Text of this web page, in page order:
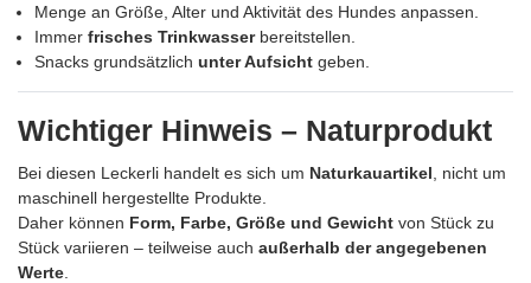
Menge an Größe, Alter und Aktivität des Hundes anpassen.
Immer frisches Trinkwasserbereitstellen.
Snacks grundsätzlich unter Aufsicht geben.
Wichtiger Hinweis – Naturprodukt
Bei diesen Leckerli handelt es sich um Naturkauartikel , nicht um
maschinell hergestellte Produkte.
Daher können Form, Farbe, Größe und Gewicht von Stück zu
Stück variieren – teilweise auch außerhalb der angegebenen
Werte